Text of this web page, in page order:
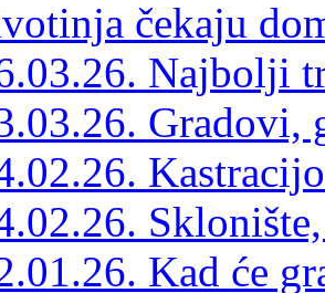
čekaju
Najbolji
Gradovi,
Kad će